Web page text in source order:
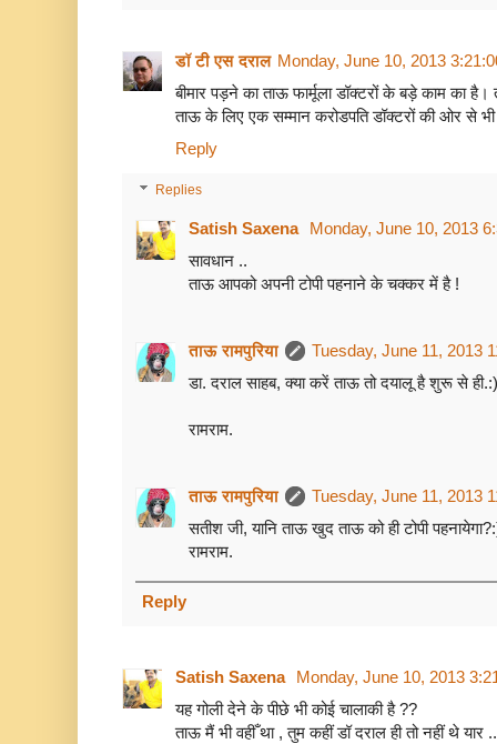
डॉ टी एस दराल Monday, June 10, 2013
बीमार पड़ने का ताऊ फार्मूला डॉक्टरों के बड़े काम का
ताऊ के लिए एक सम्मान करोडपति डॉक्टरों की ओर से भी
Reply
Replies
Satish Saxena Monday, June 10, 2013
सावधान ..
ताऊ आपको अपनी टोपी पहनाने के चक्कर में है !
ताऊ रामपुरिया
Tuesday, June 11, 2013
डा. दराल साहब, क्या करें ताऊ तो दयालू है शुरू से ही.:)
रामराम.
ताऊ रामपुरिया
Tuesday, June 11, 2013
सतीश जी, यानि ताऊ खुद ताऊ को ही टोपी
रामराम.
Reply
Satish Saxena Monday, June 10, 2013
यह गोली देने के पीछे भी कोई चालाकी है ??
ताऊ मैं भी वहीँ था , तुम कहीं डॉ दराल ही तो नहीं थे यार